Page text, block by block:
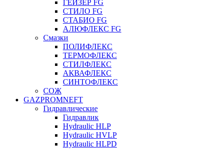
ГЕЙЗЕР FG
СТИЛО FG
СТАБИО FG
АЛЮФЛЕКС FG
Смазки
ПОЛИФЛЕКС
ТЕРМОФЛЕКС
СТИЛФЛЕКС
АКВАФЛЕКС
СИНТОФЛЕКС
СОЖ
GAZPROMNEFT
Гидравлические
Гидравлик
Hydraulic HLP
Hydraulic HVLP
Hydraulic HLPD